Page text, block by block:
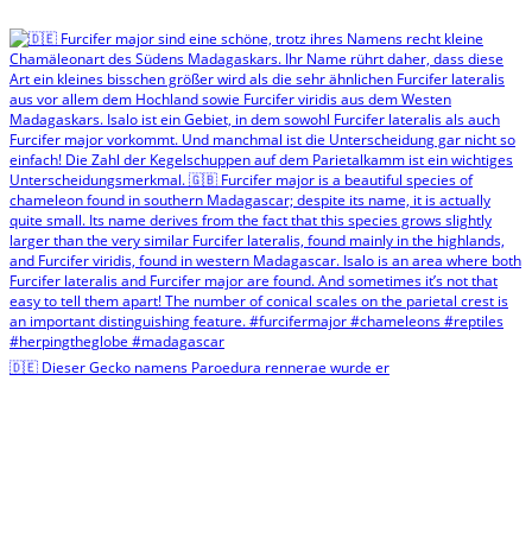
🇩🇪 Dieser Gecko namens Paroedura rennerae wurde er